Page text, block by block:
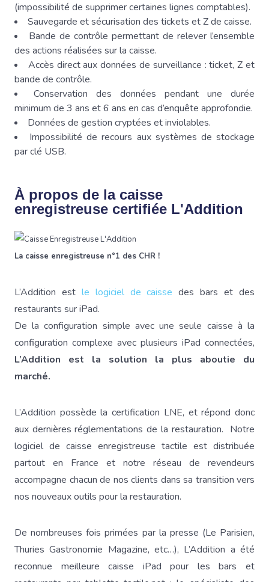
(impossibilité de supprimer certaines lignes comptables).
Sauvegarde et sécurisation des tickets et Z de caisse.
Bande de contrôle permettant de relever l’ensemble
des actions réalisées sur la caisse.
Accès direct aux données de surveillance : ticket, Z et
bande de contrôle.
Conservation des données pendant une durée
minimum de 3 ans et 6 ans en cas d’enquête approfondie.
Données de gestion cryptées et inviolables.
Impossibilité de recours aux systèmes de stockage
par clé USB.
À propos de la caisse
enregistreuse certifiée L'Addition
La caisse enregistreuse n°1 des CHR !
L’Addition est le logiciel de caisse des bars et des
restaurants sur iPad.
De la configuration simple avec une seule caisse à la
configuration complexe avec plusieurs iPad connectées,
L’Addition est la solution la plus aboutie du
marché.
L’Addition possède la certification LNE, et répond donc
aux dernières réglementations de la restauration. Notre
logiciel de caisse enregistreuse tactile est distribuée
partout en France et notre réseau de revendeurs
accompagne chacun de nos clients dans sa transition vers
nos nouveaux outils pour la restauration.
De nombreuses fois primées par la presse (Le Parisien,
Thuries Gastronomie Magazine, etc…), L’Addition a été
reconnue meilleure caisse iPad pour les bars et